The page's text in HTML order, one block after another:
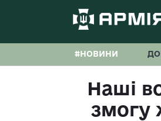
#НОВИНИ
Наші
змогу